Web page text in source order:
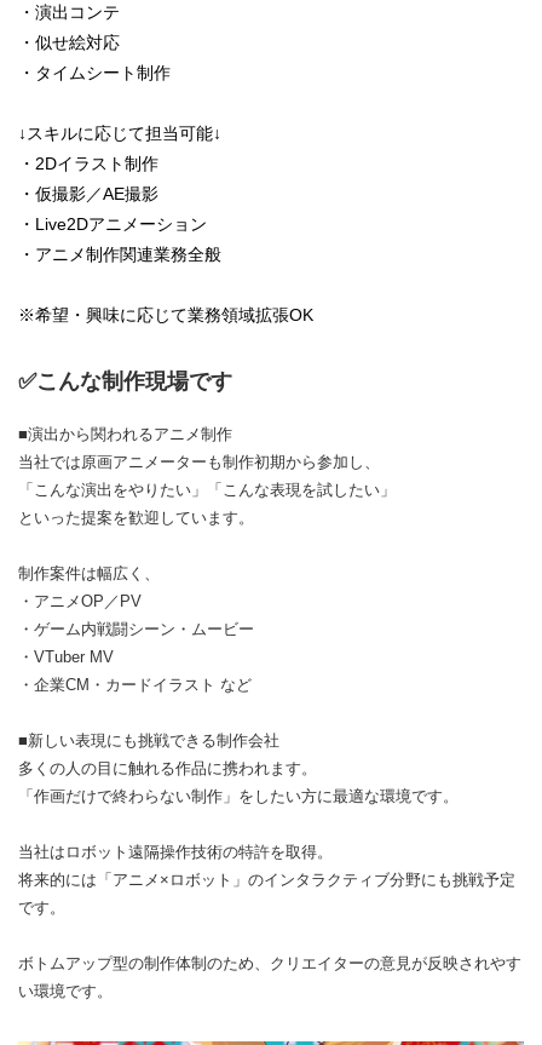
・演出コンテ
・似せ絵対応
・タイムシート制作
↓スキルに応じて担当可能↓
・2Dイラスト制作
・仮撮影／AE撮影
・Live2Dアニメーション
・アニメ制作関連業務全般
※希望・興味に応じて業務領域拡張OK
✅こんな制作現場です
■演出から関われるアニメ制作
当社では原画アニメーターも制作初期から参加し、
「こんな演出をやりたい」「こんな表現を試したい」
といった提案を歓迎しています。
制作案件は幅広く、
・アニメOP／PV
・ゲーム内戦闘シーン・ムービー
・VTuber MV
・企業CM・カードイラスト など
■新しい表現にも挑戦できる制作会社
多くの人の目に触れる作品に携われます。
「作画だけで終わらない制作」をしたい方に最適な環境です。
当社はロボット遠隔操作技術の特許を取得。
将来的には「アニメ×ロボット」のインタラクティブ分野にも挑戦予定
です。
ボトムアップ型の制作体制のため、クリエイターの意見が反映されやす
い環境です。